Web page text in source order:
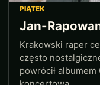
PIĄTEK
Jan-
Krakowski raper
często
powrócił albumem